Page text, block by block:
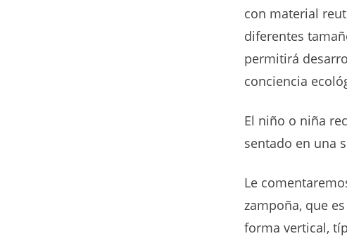
con material
diferentes
permitirá
conciencia
El niño o niña
sentado en una
Le
zampoña, que
forma vertical,